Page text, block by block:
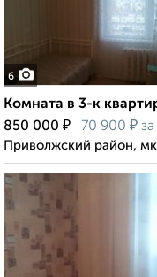
6
Комната в 3-к
850 000 ₽ 70 900 ₽
Приволжский район,